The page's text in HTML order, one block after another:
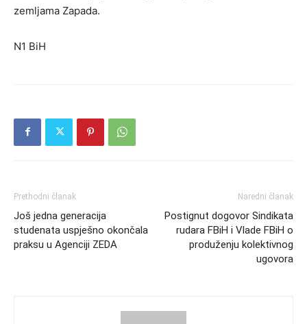
zemljama Zapada.
N1 BiH
Prethodni članak
Još jedna generacija
studenata uspješno okončala
praksu u Agenciji ZEDA
Naredni članak
Postignut dogovor Sindikata
rudara FBiH i Vlade FBiH o
produženju kolektivnog
ugovora